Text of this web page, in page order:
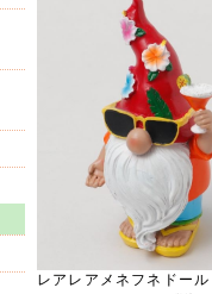
レアレアメネフネドール